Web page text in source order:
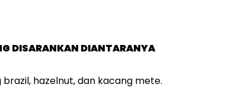
DISARANKAN DIANTARANYA
hazelnut, dan kacang mete.